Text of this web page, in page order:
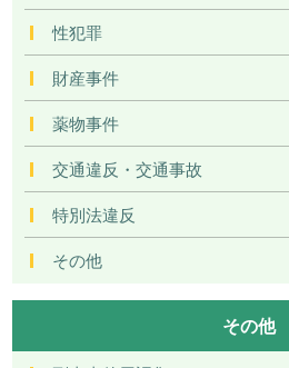
性犯罪
財産事件
薬物事件
交通違反・交通事故
特別法違反
その他
その他